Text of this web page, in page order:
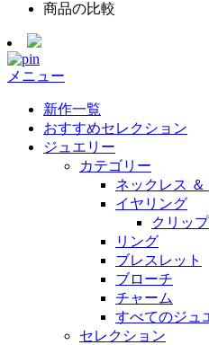
商品の比較
メニュー
新作一覧
おすすめセレクション
ジュエリー
カテゴリー
ネックレス ＆
イヤリング
クリッ
リング
ブレスレット
ブローチ
チャーム
すべてのジュ
セレクション